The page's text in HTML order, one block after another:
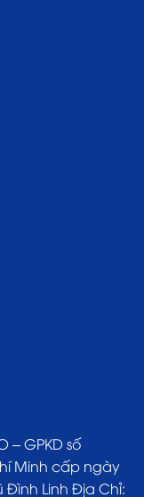
– GPKD số
Minh cấp ngày
Đình Linh Địa Chỉ: